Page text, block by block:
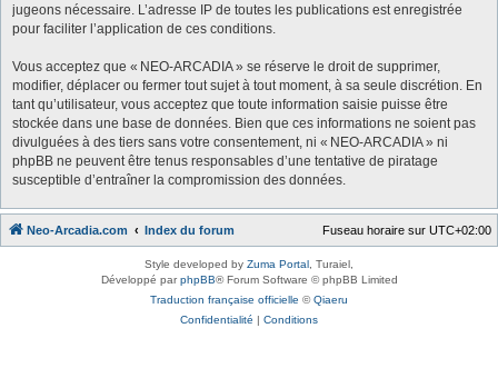
jugeons nécessaire. L’adresse IP de toutes les publications est enregistrée
pour faciliter l’application de ces conditions.
Vous acceptez que « NEO-ARCADIA » se réserve le droit de supprimer,
modifier, déplacer ou fermer tout sujet à tout moment, à sa seule discrétion. En
tant qu’utilisateur, vous acceptez que toute information saisie puisse être
stockée dans une base de données. Bien que ces informations ne soient pas
divulguées à des tiers sans votre consentement, ni « NEO-ARCADIA » ni
phpBB ne peuvent être tenus responsables d’une tentative de piratage
susceptible d’entraîner la compromission des données.
Neo-Arcadia.com Index du forum Fuseau horaire sur UTC+02:00
Style developed by Zuma Portal , Turaiel,
Développé parphpBB® Forum Software © phpBB Limited
Traduction française officielle ©Qiaeru
Confidentialité | Conditions